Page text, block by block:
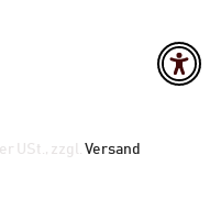
USt., zzgl. Versand